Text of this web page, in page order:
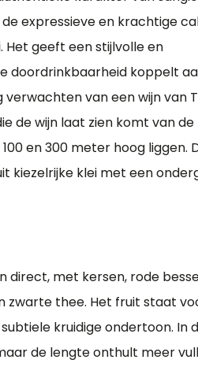
expressieve en krachtige
Het geeft een stijlvolle en
doordrinkbaarheid koppelt
van een wijn van
de wijn laat zien komt van de
en 300 meter hoog liggen.
kiezelrijke klei met een
direct, met kersen, rode
zwarte thee. Het fruit staat
kruidige ondertoon. In
de lengte onthult meer